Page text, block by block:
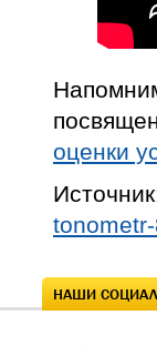
оценки
НАШИ